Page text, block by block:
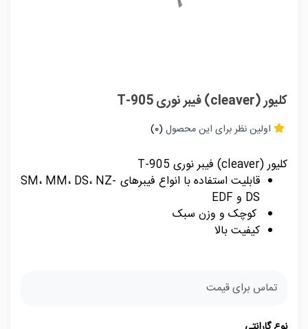
کلیور (cleaver) فیبر نوری T-905
اولین نظر برای این محصول (0)
کلیور (cleaver) فیبر نوری T-905
قابلیت استفاده با انواع فیبرهای SM، MM، DS، NZ-
DS و EDF
کوچک و وزن سبک
کیفیت بالا
تماس برای قیمت